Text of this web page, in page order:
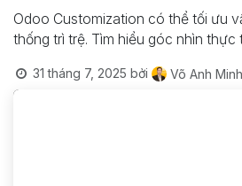
Odoo Customization có thể tối ưu
thống trì trệ. Tìm hiểu góc nhìn thực
31 tháng 7, 2025 bởi Võ Anh Minh